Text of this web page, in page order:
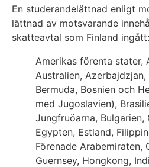
En studerandelättnad enligt
lättnad av motsvarande
skatteavtal som Finland ingått:
Amerikas förenta stater,
Australien, Azerbajdzjan,
Bermuda, Bosnien och
med Jugoslavien),
Jungfruöarna, Bulgarien,
Egypten, Estland,
Förenade Arabemiraten,
Guernsey, Hongkong,